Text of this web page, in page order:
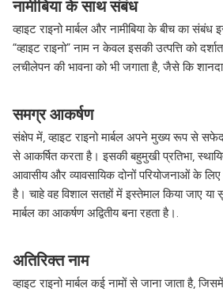
नामीबिया के साथ संबंध
व्हाइट राइनो मार्बल और नामीबिया के बीच का
“व्हाइट राइनो” नाम न केवल इसकी उत्पत्ति को
लचीलेपन की भावना को भी जगाता है, जैसे कि
समग्र आकर्षण
संक्षेप में, व्हाइट राइनो मार्बल अपने मुख्य रूप से
से आकर्षित करता है। इसकी बहुमुखी प्रतिभा,
आवासीय और व्यावसायिक दोनों परियोजनाओं के लिए
है। चाहे वह विशाल सतहों में इस्तेमाल किया जाए या
मार्बल का आकर्षण अद्वितीय बना रहता है।.
अतिरिक्त नाम
व्हाइट राइनो मार्बल कई नामों से जाना जाता है,